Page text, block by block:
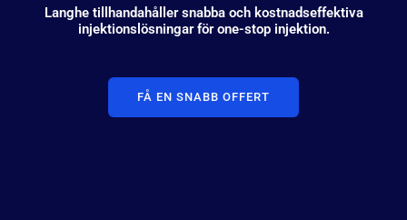
Langhe tillhandahåller snabba och kostnadseffektiva
injektionslösningar för one-stop injektion.
FÅ EN SNABB OFFERT